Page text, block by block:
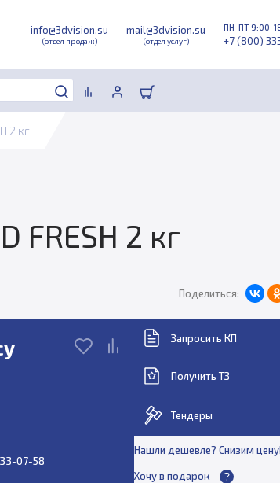
info@3dvision.su
(отдел продаж)
mail@3dvision.su
(отдел услуг)
ПН-ПТ 9:00-
+7 (800)
2 кг
FRESH 2 кг
Поделиться:
07-58
Запросить КП
Получить ТЗ
Тендеры
Нашли дешевле? Снизим цену!
Хочу в подарок